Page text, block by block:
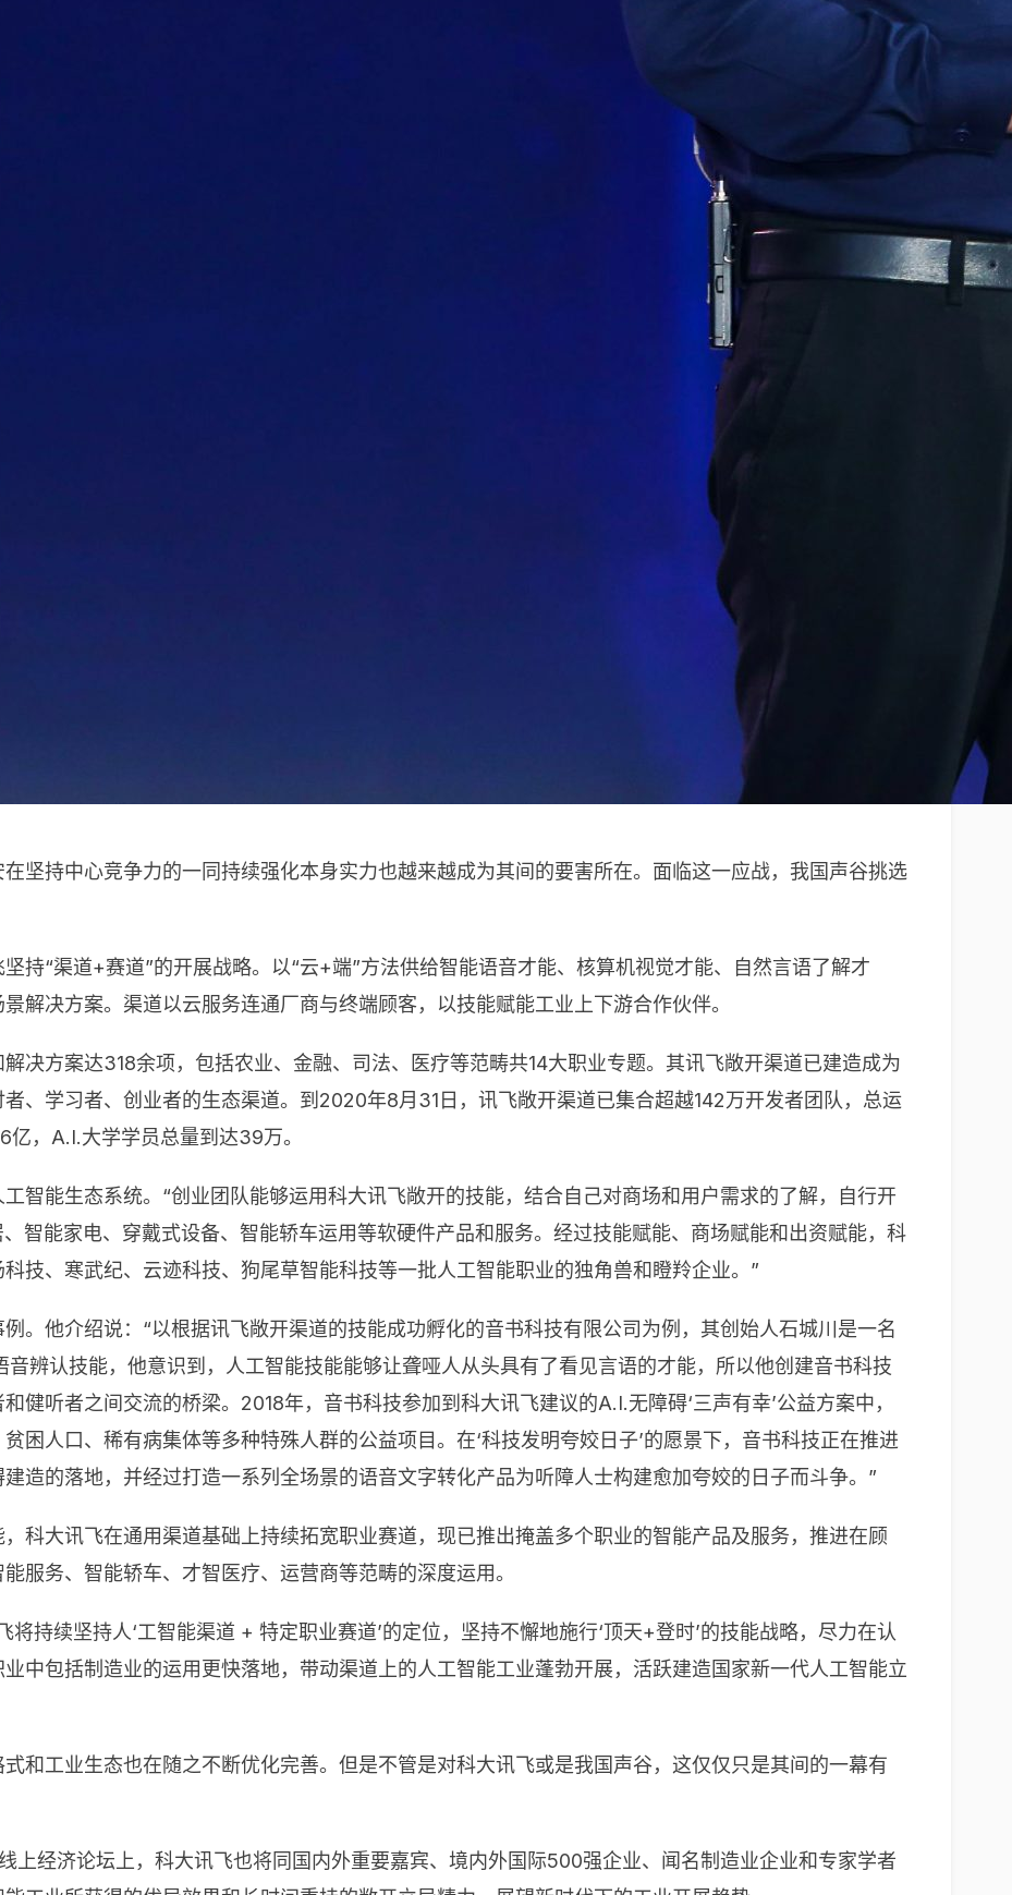
坚持中心竞争力的一同持续强化本身实力也越来越成为其间的要害所在。面临这一应战，我国声谷挑选
持“渠道+赛道”的开展战略。以“云+端”方法供给智能语音才能、核算机视觉才能、自然言语了解才
解决方案。渠道以云服务连通厂商与终端顾客，以技能赋能工业上下游合作伙伴。
决方案达318余项，包括农业、金融、司法、医疗等范畴共14大职业专题。其讯飞敞开渠道已建造成为
、学习者、创业者的生态渠道。到2020年8月31日，讯飞敞开渠道已集合超越142万开发者团队，总运
，A.I.大学学员总量到达39万。
智能生态系统。“创业团队能够运用科大讯飞敞开的技能，结合自己对商场和用户需求的了解，自行开
智能家电、穿戴式设备、智能轿车运用等软硬件产品和服务。经过技能赋能、商场赋能和出资赋能，科
技、寒武纪、云迹科技、狗尾草智能科技等一批人工智能职业的独角兽和瞪羚企业。”
。他介绍说：“以根据讯飞敞开渠道的技能成功孵化的音书科技有限公司为例，其创始人石城川是一名
辨认技能，他意识到，人工智能技能能够让聋哑人从头具有了看见言语的才能，所以他创建音书科技
健听者之间交流的桥梁。2018年，音书科技参加到科大讯飞建议的A.I.无障碍‘三声有幸’公益方案中，
困人口、稀有病集体等多种特殊人群的公益项目。在‘科技发明夸姣日子’的愿景下，音书科技正在推进
造的落地，并经过打造一系列全场景的语音文字转化产品为听障人士构建愈加夸姣的日子而斗争。”
科大讯飞在通用渠道基础上持续拓宽职业赛道，现已推出掩盖多个职业的智能产品及服务，推进在顾
服务、智能轿车、才智医疗、运营商等范畴的深度运用。
持续坚持人‘工智能渠道 + 特定职业赛道’的定位，坚持不懈地施行‘顶天+登时’的技能战略，尽力在认
中包括制造业的运用更快落地，带动渠道上的人工智能工业蓬勃开展，活跃建造国家新一代人工智能立
和工业生态也在随之不断优化完善。但是不管是对科大讯飞或是我国声谷，这仅仅只是其间的一幕有
上经济论坛上，科大讯飞也将同国内外重要嘉宾、境内外国际500强企业、闻名制造业企业和专家学者